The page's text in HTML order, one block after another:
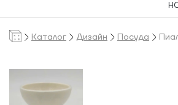
Каталог Дизайн Посуда